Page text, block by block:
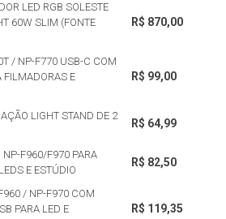
LED RGB SOLESTE
60W SLIM (FONTE
R$ 870,00
/ NP-F770 USB-C COM
FILMADORAS E
R$ 99,00
LIGHT STAND DE 2
R$ 64,99
NP-F960/F970 PARA
E ESTÚDIO
R$ 82,50
/ NP-F970 COM
PARA LED E
R$ 119,35